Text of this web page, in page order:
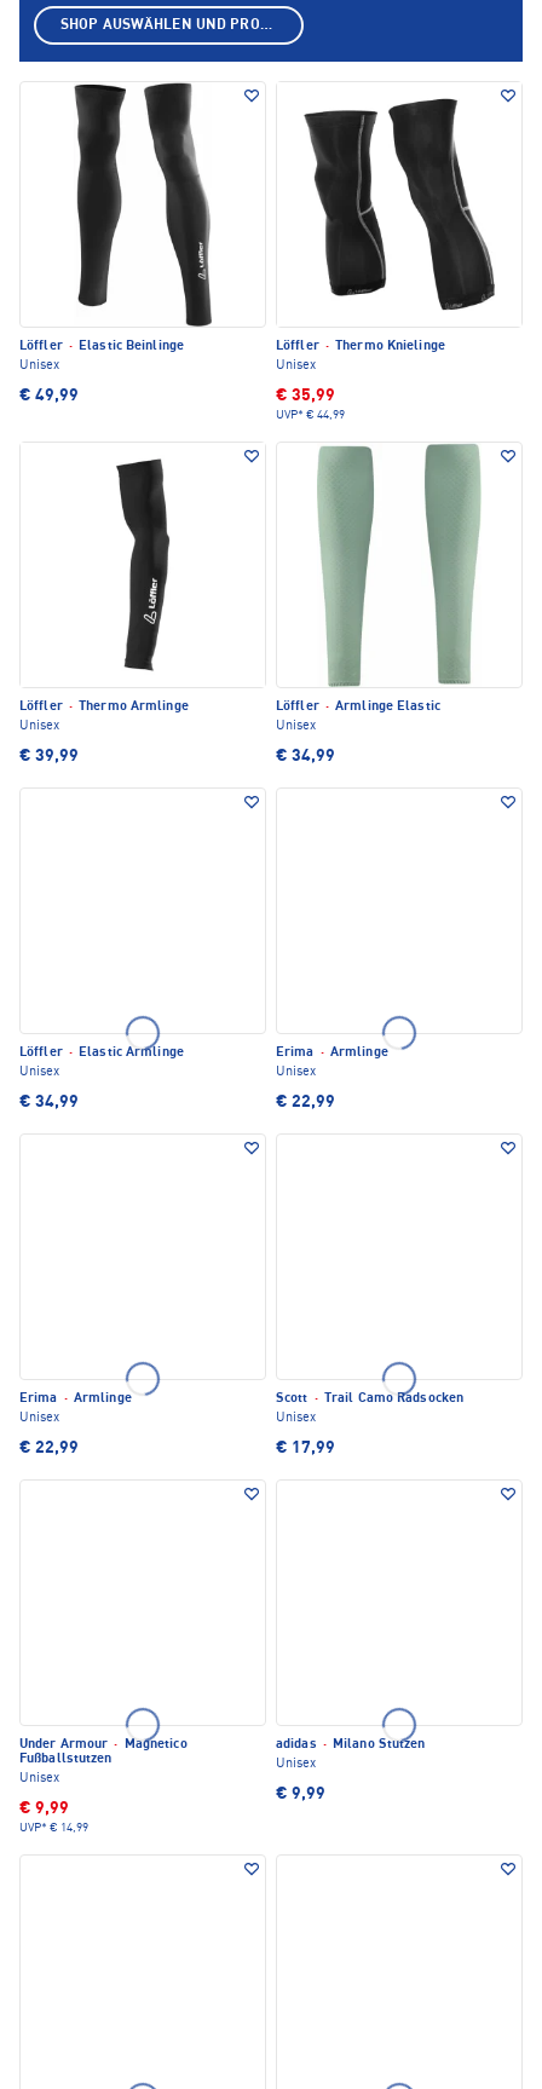
Löffler · Elastic Beinlinge
Unisex
€ 49,99
Löffler ·
Thermo Knielinge
Unisex
€ 35,99
UVP* € 44,99
Löffler ·
Thermo Armlinge
Unisex
€ 39,99
Löffler · Armlinge Elastic
Unisex
€ 34,99
Löffler · Elastic Armlinge
Unisex
€ 34,99
Erima · Armlinge
Unisex
€ 22,99
Erima · Armlinge
Unisex
€ 22,99
Scott ·
Trail Camo Radsocken
Unisex
€ 17,99
Under Armour ·
Magnetico
Fußballstutzen
Unisex
€ 9,99
UVP* € 14,99
adidas · Milano Stutzen
Unisex
€ 9,99
SHOP AUSWÄHLEN UND PRODUKTE ANZEIGEN